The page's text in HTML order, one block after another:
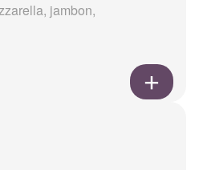
jambon,